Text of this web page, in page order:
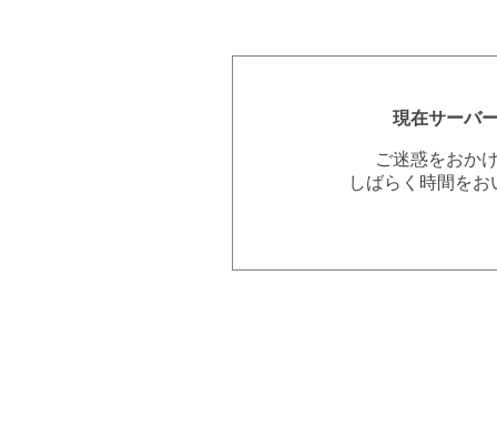
現在サーバ
ご迷惑をおか
しばらく時間を